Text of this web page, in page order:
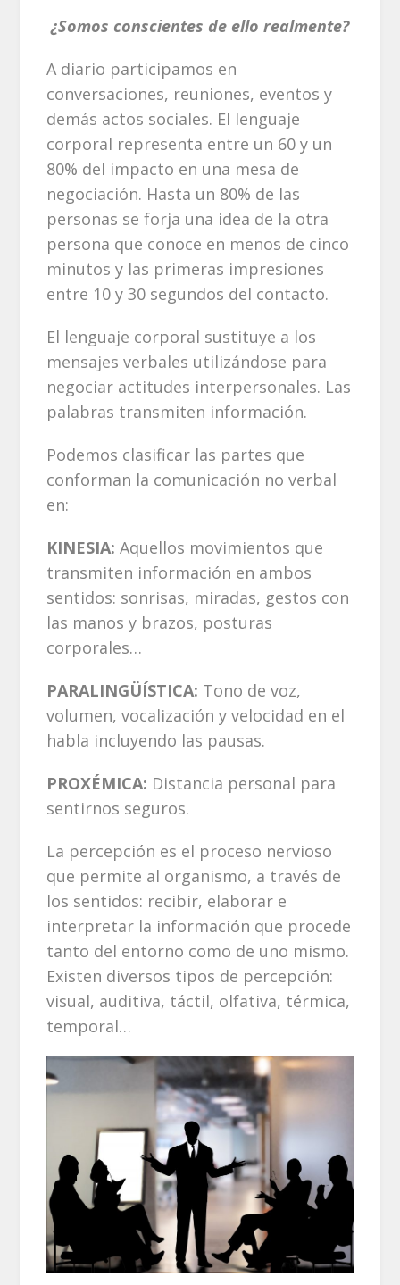
¿Somos conscientes de ello realmente?
A diario participamos en
conversaciones, reuniones, eventos y
demás actos sociales. El lenguaje
corporal representa entre un 60 y un
80% del impacto en una mesa de
negociación. Hasta un 80% de las
personas se forja una idea de la otra
persona que conoce en menos de cinco
minutos y las primeras impresiones
entre 10 y 30 segundos del contacto.
El lenguaje corporal sustituye a los
mensajes verbales utilizándose para
negociar actitudes interpersonales. Las
palabras transmiten información.
Podemos clasificar las partes que
conforman la comunicación no verbal
en:
KINESIA: Aquellos movimientos que
transmiten información en ambos
sentidos: sonrisas, miradas, gestos con
las manos y brazos, posturas
corporales…
PARALINGÜÍSTICA: Tono de voz,
volumen, vocalización y velocidad en el
habla incluyendo las pausas.
PROXÉMICA: Distancia personal para
sentirnos seguros.
La percepción es el proceso nervioso
que permite al organismo, a través de
los sentidos: recibir, elaborar e
interpretar la información que procede
tanto del entorno como de uno mismo.
Existen diversos tipos de percepción:
visual, auditiva, táctil, olfativa, térmica,
temporal…